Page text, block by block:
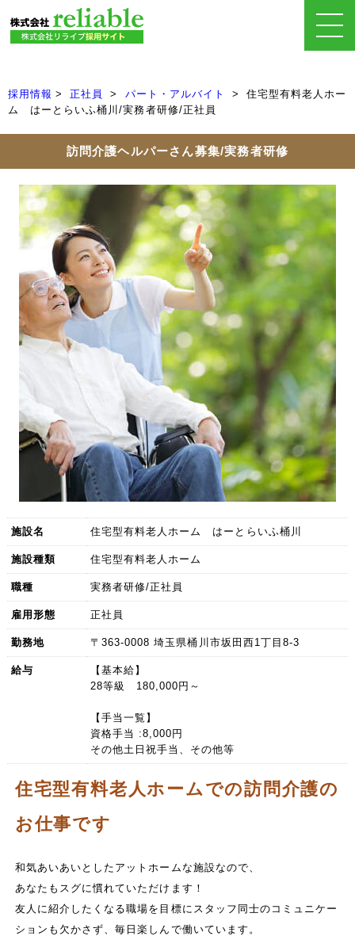
採用情報 正社員 パート・アルバイト
住宅型有料老人ホー
ム はーとらいふ桶川/実務者研修/正社員
訪問介護ヘルパーさん募集/実務者研修
施設名 住宅型有料老人ホーム はーとらいふ桶川
施設種類 住宅型有料老人ホーム
職種 実務者研修/正社員
雇用形態 正社員
勤務地 〒363-0008 埼玉県桶川市坂田西1丁目8-3
給与
【基本給】
28等級 180,000円～
【手当一覧】
資格手当 :8,000円
その他土日祝手当、その他等
住宅型有料老人ホームでの訪問介護の
お仕事です
和気あいあいとしたアットホームな施設なので、
あなたもスグに慣れていただけます！
友人に紹介したくなる職場を目標にスタッフ同士のコミュニケー
ションも欠かさず、毎日楽しんで働いています。